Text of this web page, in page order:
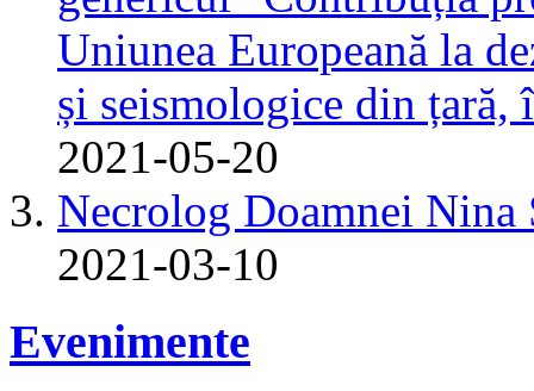
Uniunea Europeană la
și seismologice din țară,
2021-05-20
Necrolog Doamnei
2021-03-10
Evenimente